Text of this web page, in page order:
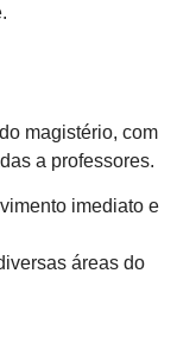
magistério, com
a professores.
imediato e
áreas do